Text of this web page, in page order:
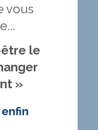
vous
être le
»